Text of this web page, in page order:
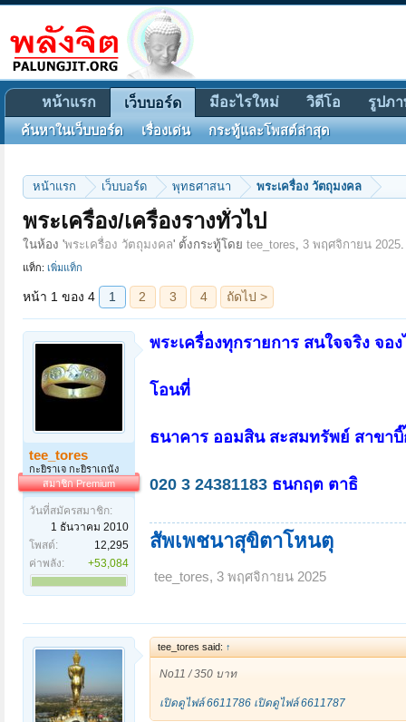
หน้าแรก เว็บบอร์ด พุทธศาสนา พระเครื่อง วัตถุมงคล
พระเครื่อง/เครื่องรางทั่วไป
ในห้อง 'พระเครื่อง วัตถุมงคล' ตั้งกระทู้โดย tee_tores, 3 พฤศจิกายน 2025.
แท็ก: เพิ่มแท็ก
1 3 4
tee_tores
กะยิราเจ กะยิราเถนัง
สมาชิก Premium
วันที่สมัครสมาชิก:
1 ธันวาคม 2010
โพสต์:
12,295
ค่าพลัง:
+53,084
พระเครื่องทุกรายการ สนใจจริง จอ
โอนที่
ธนาคาร ออมสิน สะสมทรัพย์ สาขาบิ๊
020 3 24381183 ธนกฤต ตาธิ
สัพเพชนาสุขิตาโหนตุ
tee_tores, 3 พฤศจิกายน 2025
tee_tores said: ↑
No11 / 350 บาท
เปิดดูไฟล์ 6611786 เปิดดูไฟล์ 6611787
หน้าแรก เว็บบอร์ด
ค้นหาในเว็บบอร์ด เรื่องเด่น กระทู้และโพสต์ล่าสุด
มีอะไรใหม่ วิดีโอ รูปภ